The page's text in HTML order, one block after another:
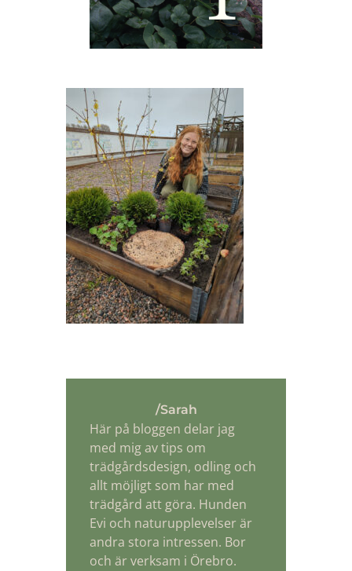
/Sarah
Här på bloggen delar jag
med mig av tips om
trädgårdsdesign, odling och
allt möjligt som har med
trädgård att göra. Hunden
Evi och naturupplevelser är
andra stora intressen. Bor
och är verksam i Örebro.